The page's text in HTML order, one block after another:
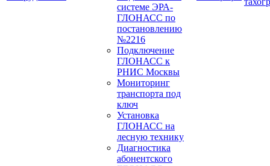
системе ЭРА-
ГЛОНАСС по
постановлению
№2216
Подключение
ГЛОНАСС к
РНИС Москвы
Мониторинг
транспорта под
ключ
Установка
ГЛОНАСС на
лесную технику
Диагностика
абонентского